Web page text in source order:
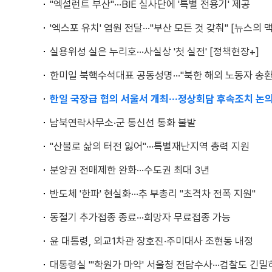
"엑설런트 부산"···BIE 실사단에 '특별 전용기' 제공
'엑스포 유치' 염원 전달···"부산 모든 것 갖춰" [뉴스의
실용위성 실은 누리호···사실상 '첫 실전' [정책현장+]
한미일 북핵수석대표 공동성명···"북한 해외 노동자 송
한일 국장급 협의 서울서 개최···정상회담 후속조치 논의
남북연락사무소·군 통신선 통화 불발
"산불로 삶의 터전 잃어"···특별재난지역 총력 지원
분양권 전매제한 완화···수도권 최대 3년
반도체 '한파' 현실화···추 부총리 "초격차 전폭 지원"
동절기 추가접종 종료···희망자 무료접종 가능
윤 대통령, 외교1차관 장호진·주미대사 조현동 내정
대통령실 "'학원가 마약' 서울청 전담수사···검찰도 긴밀